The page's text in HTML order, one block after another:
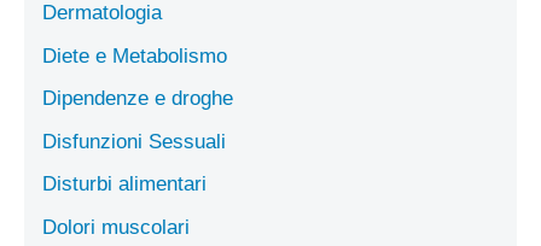
Dermatologia
Diete e Metabolismo
Dipendenze e droghe
Disfunzioni Sessuali
Disturbi alimentari
Dolori muscolari